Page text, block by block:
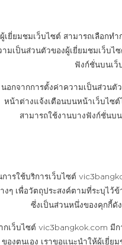
ผู้เยี่ยมชมเว็บไซต์ สามารถเลือกท
ามเป็นส่วนตัวของผู้เยี่ยมชมเว็บไ
ฟังก์ชั่นบนเว็
นอกจากการตั้งค่าความเป็นส่วนตั
หน้าต่างแจ้งเตือนบนหน้าเว็บไซ
สามารถใช้งานบางฟังก์ชั่นบ
การใช้บริการเว็บไซต์
งๆ เพื่อวัตถุประสงค์ตามที่ระบุไว้
ซึ่งเป็นส่วนหนึ่งของคุกกี้ดั
กเว็บไซต์ vic3bangkok.com มี
ของตนเอง เราขอแนะนำให้ผู้เยี่